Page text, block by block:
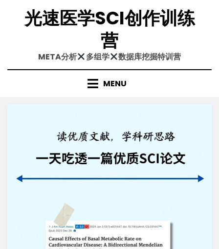
content光速医学SCI创作训练
营
META分析 多组学 数据库挖掘特训营
MENU